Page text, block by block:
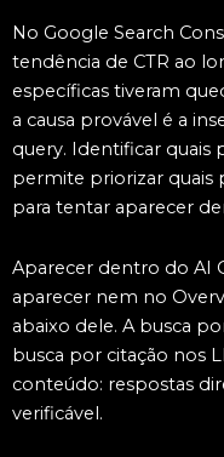
No Google Search
tendência de CTR ao
específicas tiveram
a causa provável é a
query. Identificar quais
permite priorizar quais
para tentar aparecer
Aparecer dentro do AI
aparecer nem no
abaixo dele. A busca
busca por citação nos
conteúdo: respostas
verificável.